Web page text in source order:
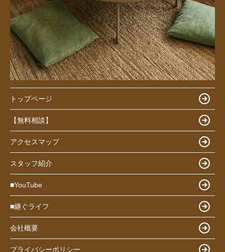
トップページ
【無料相談】
アクセスマップ
スタッフ紹介
■YouTube
■継ぐライフ
会社概要
プライバシーポリシー